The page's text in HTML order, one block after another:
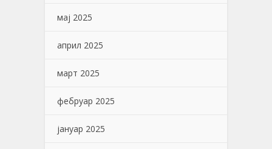
мај 2025
април 2025
март 2025
фебруар 2025
јануар 2025